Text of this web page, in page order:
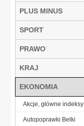
PLUS MINUS
SPORT
PRAWO
KRAJ
EKONOMIA
Akcje, główne indeksy
Autopoprawki Belki